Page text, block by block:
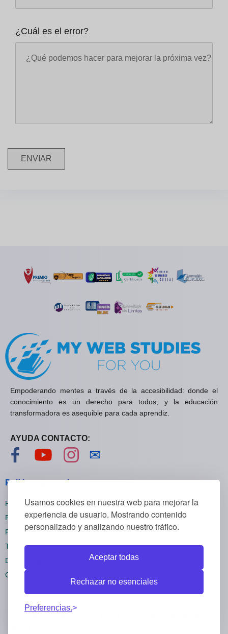
Usamos cookies en nuestra web para mejorar la
experiencia de usuario. Mostrando contenido
personalizado y analizando nuestro tráfico.
Aceptar todas
Rechazar no esenciales
Preferencias.
¿Cuál es el error?
ENVIAR
Empoderando mentes a través de la accesibilidad: donde el
conocimiento es un derecho para todos, y la educación
transformadora es asequible para cada aprendiz.
AYUDA CONTACTO:
Visítanos en Facebook
Visítanos en YouTube
Visítanos en Instagram
✉
Políticas generales
Políticas de privacidad
Políticas de cookies
Políticas de reembolsos
Términos y condiciones
Darse de baja
Configuración cookies
Todos los derechos reservados Mywebstudies ©